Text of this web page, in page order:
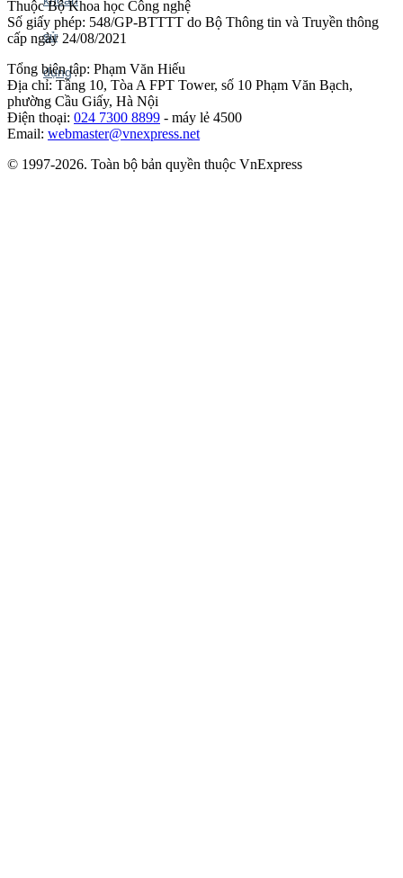
Thuộc Bộ Khoa học Công nghệ
Số giấy phép: 548/GP-BTTTT do Bộ Thông tin và Truyền thông
cấp ngày 24/08/2021
Tổng biên tập: Phạm Văn Hiếu
Địa chỉ: Tầng 10, Tòa A FPT Tower, số 10 Phạm Văn Bạch,
phường Cầu Giấy, Hà Nội
Điện thoại: 024 7300 8899 - máy lẻ 4500
Email: webmaster@vnexpress.net
© 1997-2026. Toàn bộ bản quyền thuộc VnExpress